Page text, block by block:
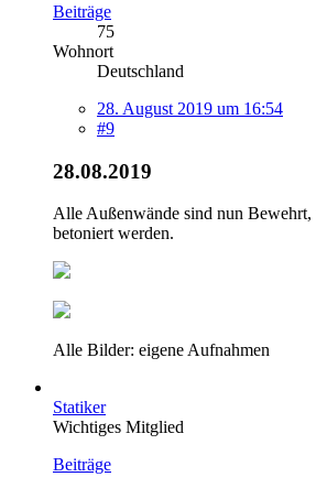
Beiträge
75
Wohnort
Deutschland
28. August 2019 um 16:54
#9
28.08.2019
Alle Außenwände sind nun Bewehrt,
betoniert werden.
Alle Bilder: eigene Aufnahmen
Statiker
Wichtiges Mitglied
Beiträge